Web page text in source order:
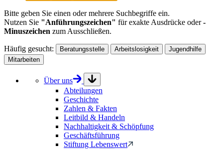
Bitte geben Sie einen oder mehrere Suchbegriffe ein.
Nutzen Sie "Anführungszeichen" für exakte Ausdrücke oder-
Minuszeichen zum Ausschließen.
Häufig gesucht: Beratungsstelle Arbeitslosigkeit
Jugendhilfe
Mitarbeiten
Über uns
Abteilungen
Geschichte
Zahlen & Fakten
Leitbild & Handeln
Nachhaltigkeit & Schöpfung
Geschäftsführung
Stiftung Lebenswert